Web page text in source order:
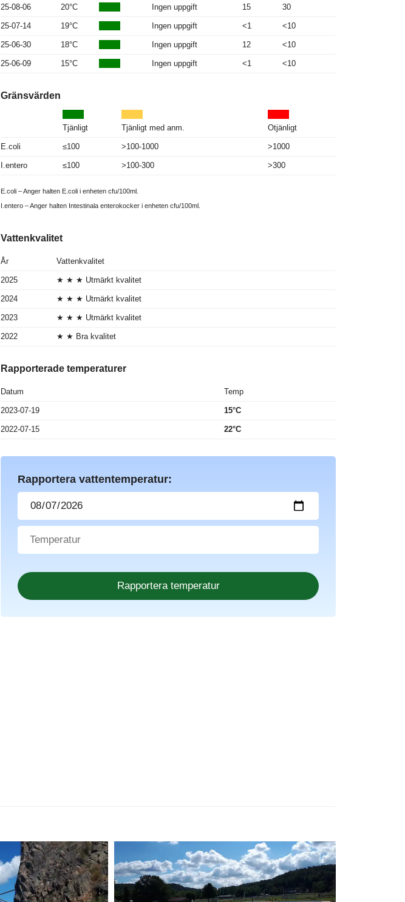
25-08-06 20°C Ingen uppgift 15 30
25-07-14 19°C Ingen uppgift <1 <10
25-06-30 18°C Ingen uppgift 12 <10
25-06-09 15°C Ingen uppgift <1 <10
Gränsvärden
Tjänligt Tjänligt med anm. Otjänligt
E.coli ≤100 >100-1000 >1000
I.entero ≤100 >100-300 >300
E.coli – Anger halten E.coli i enheten cfu/100ml.
I.entero – Anger halten Intestinala enterokocker i enheten cfu/100ml.
Vattenkvalitet
År Vattenkvalitet
2025 ★ ★ ★ Utmärkt kvalitet
2024 ★ ★ ★ Utmärkt kvalitet
2023 ★ ★ ★ Utmärkt kvalitet
2022 ★ ★ Bra kvalitet
Rapporterade temperaturer
Datum Temp
2023-07-19 15°C
2022-07-15 22°C
Rapportera vattentemperatur: